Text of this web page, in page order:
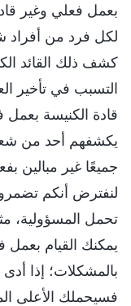
بعمل فعلي وغير
لكل فرد من أفراد
كشف ذلك القائد
التسبب في تأخير
قادة الكنيسة
يكشفهم أحد من شعب
جميعًا غير مبالين
لنفترض أنكم
تحمل المسؤولية،
يمكنك القيام بعمل
بالمشكلات؛ إذا
فسيحملك الأعلى